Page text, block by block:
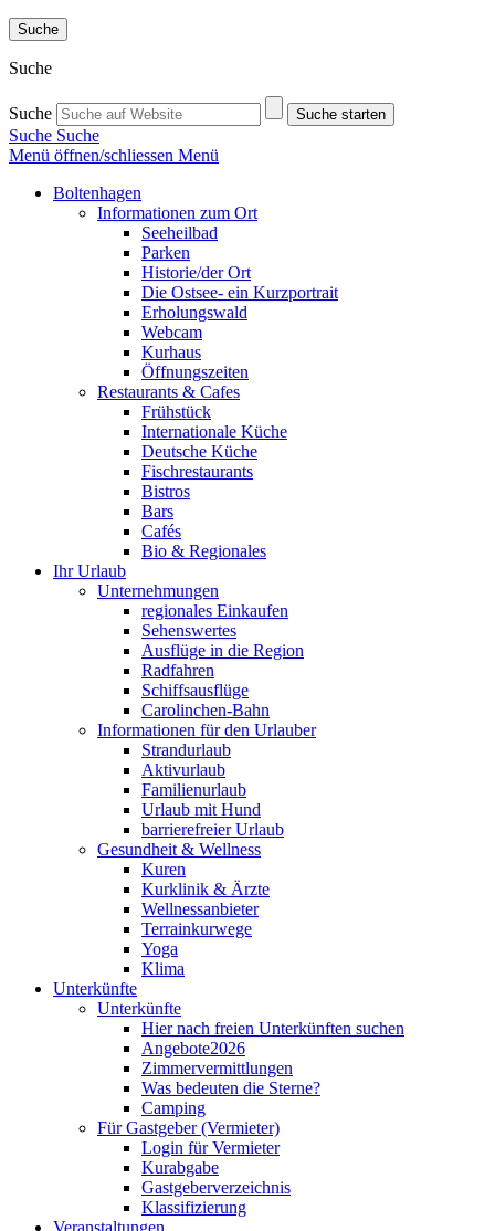
Suche
Suche
Suche Suche starten
Suche Suche
Menü öffnen/schliessen Menü
Boltenhagen
Informationen zum Ort
Seeheilbad
Parken
Historie/der Ort
Die Ostsee- ein Kurzportrait
Erholungswald
Webcam
Kurhaus
Öffnungszeiten
Restaurants & Cafes
Frühstück
Internationale Küche
Deutsche Küche
Fischrestaurants
Bistros
Bars
Cafés
Bio & Regionales
Ihr Urlaub
Unternehmungen
regionales Einkaufen
Sehenswertes
Ausflüge in die Region
Radfahren
Schiffsausflüge
Carolinchen-Bahn
Informationen für den Urlauber
Strandurlaub
Aktivurlaub
Familienurlaub
Urlaub mit Hund
barrierefreier Urlaub
Gesundheit & Wellness
Kuren
Kurklinik & Ärzte
Wellnessanbieter
Terrainkurwege
Yoga
Klima
Unterkünfte
Unterkünfte
Hier nach freien Unterkünften suchen
Angebote2026
Zimmervermittlungen
Was bedeuten die Sterne?
Camping
Für Gastgeber (Vermieter)
Login für Vermieter
Kurabgabe
Gastgeberverzeichnis
Klassifizierung
Veranstaltungen